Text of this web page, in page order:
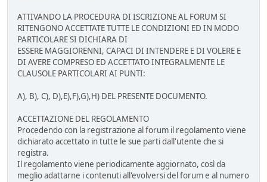
ATTIVANDO LA PROCEDURA DI ISCRIZIONE AL FORUM SI
RITENGONO ACCETTATE TUTTE LE CONDIZIONI ED IN MODO
PARTICOLARE SI DICHIARA DI
ESSERE MAGGIORENNI, CAPACI DI INTENDERE E DI VOLERE E
DI AVERE COMPRESO ED ACCETTATO INTEGRALMENTE LE
CLAUSOLE PARTICOLARI AI PUNTI:
A), B), C), D),E),F),G),H) DEL PRESENTE DOCUMENTO.
ACCETTAZIONE DEL REGOLAMENTO
Procedendo con la registrazione al forum il regolamento viene
dichiarato accettato in tutte le sue parti dall'utente che si
registra.
Il regolamento viene periodicamente aggiornato, così da
meglio adattarne i contenuti all'evolversi del forum e al numero